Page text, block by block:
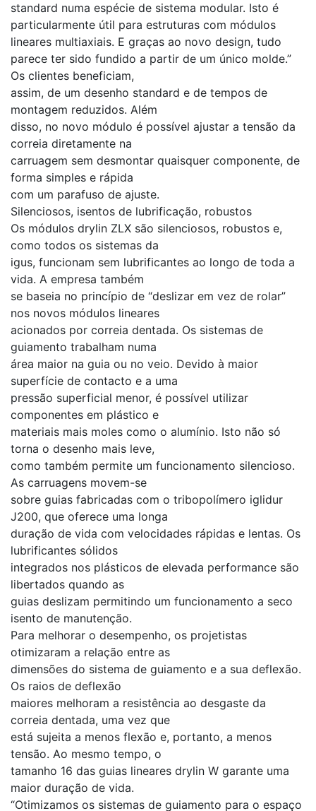
standard numa espécie de sistema modular. Isto é
particularmente útil para estruturas com módulos
lineares multiaxiais. E graças ao novo design, tudo
parece ter sido fundido a partir de um único molde.”
Os clientes beneficiam,
assim, de um desenho standard e de tempos de
montagem reduzidos. Além
disso, no novo módulo é possível ajustar a tensão da
correia diretamente na
carruagem sem desmontar quaisquer componente, de
forma simples e rápida
com um parafuso de ajuste.
Silenciosos, isentos de lubrificação, robustos
Os módulos drylin ZLX são silenciosos, robustos e,
como todos os sistemas da
igus, funcionam sem lubrificantes ao longo de toda a
vida. A empresa também
se baseia no princípio de “deslizar em vez de rolar”
nos novos módulos lineares
acionados por correia dentada. Os sistemas de
guiamento trabalham numa
área maior na guia ou no veio. Devido à maior
superfície de contacto e a uma
pressão superficial menor, é possível utilizar
componentes em plástico e
materiais mais moles como o alumínio. Isto não só
torna o desenho mais leve,
como também permite um funcionamento silencioso.
As carruagens movem-se
sobre guias fabricadas com o tribopolímero iglidur
J200, que oferece uma longa
duração de vida com velocidades rápidas e lentas. Os
lubrificantes sólidos
integrados nos plásticos de elevada performance são
libertados quando as
guias deslizam permitindo um funcionamento a seco
isento de manutenção.
Para melhorar o desempenho, os projetistas
otimizaram a relação entre as
dimensões do sistema de guiamento e a sua deflexão.
Os raios de deflexão
maiores melhoram a resistência ao desgaste da
correia dentada, uma vez que
está sujeita a menos flexão e, portanto, a menos
tensão. Ao mesmo tempo, o
tamanho 16 das guias lineares drylin W garante uma
maior duração de vida.
“Otimizamos os sistemas de guiamento para o espaço